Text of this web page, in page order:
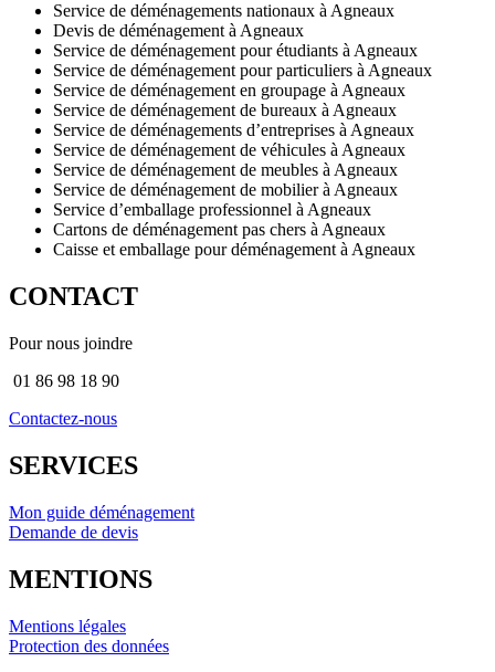
Service de déménagements nationaux à Agneaux
Devis de déménagement à Agneaux
Service de déménagement pour étudiants à Agneaux
Service de déménagement pour particuliers à Agneaux
Service de déménagement en groupage à Agneaux
Service de déménagement de bureaux à Agneaux
Service de déménagements d’entreprises à Agneaux
Service de déménagement de véhicules à Agneaux
Service de déménagement de meubles à Agneaux
Service de déménagement de mobilier à Agneaux
Service d’emballage professionnel à Agneaux
Cartons de déménagement pas chers à Agneaux
Caisse et emballage pour déménagement à Agneaux
CONTACT
Pour nous joindre
01 86 98 18 90
Contactez-nous
SERVICES
Mon guide déménagement
Demande de devis
MENTIONS
Mentions légales
Protection des données